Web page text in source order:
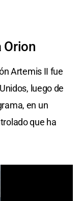
Orion
Artemis II fue
luego de
en un
que ha